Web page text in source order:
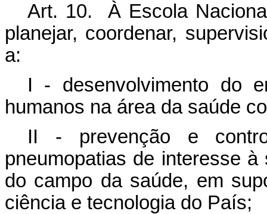
Art. 10. À Escola
planejar, coordenar,
a:
I - desenvolvimento do
humanos na área da saúde
II - prevenção e
pneumopatias de interesse
do campo da saúde, em
ciência e tecnologia do País;